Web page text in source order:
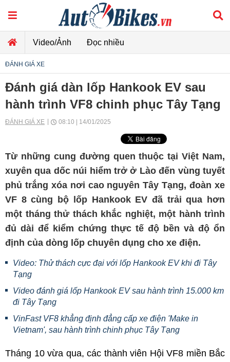
Video/Ảnh Đọc nhiều
ĐÁNH GIÁ XE
Đánh giá dàn lốp Hankook EV sau
hành trình VF8 chinh phục Tây Tạng
ĐÁNH GIÁ XE 08:10 | 14/01/2025
Từ những cung đường quen thuộc tại Việt Nam,
xuyên qua dốc núi hiểm trở ở Lào đến vùng tuyết
phủ trắng xóa nơi cao nguyên Tây Tạng, đoàn xe
VF 8 cùng bộ lốp Hankook EV đã trải qua hơn
một tháng thử thách khắc nghiệt, một hành trình
đủ dài để kiểm chứng thực tế độ bền và độ ổn
định của dòng lốp chuyên dụng cho xe điện.
Video: Thử thách cực đại với lốp Hankook EV khi đi Tây
Tạng
Video đánh giá lốp Hankook EV sau hành trình 15.000 km
đi Tây Tạng
VinFast VF8 khẳng định đẳng cấp xe điện 'Make in
Vietnam', sau hành trình chinh phục Tây Tạng
Tháng 10 vừa qua, các thành viên Hội VF8 miền Bắc